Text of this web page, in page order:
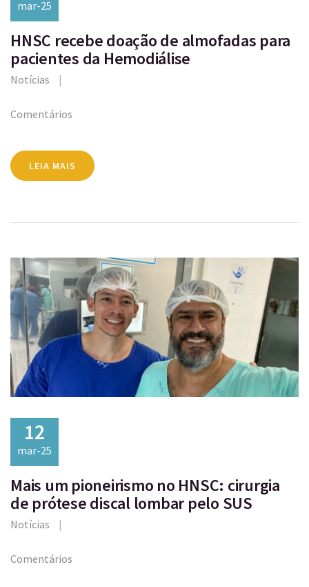
mar-25
HNSC recebe doação de almofadas para
pacientes da Hemodiálise
Notícias
Comentários
LEIA MAIS
12
mar-25
Mais um pioneirismo no HNSC: cirurgia
de prótese discal lombar pelo SUS
Notícias
Comentários